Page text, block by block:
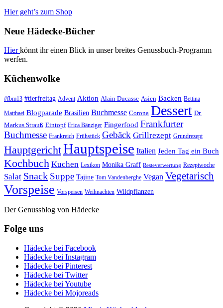
Hier geht’s zum Shop
Neue Hädecke-Bücher
Hierkönnt ihr einen Blick in unser breites Genussbuch-Programm
werfen.
Küchenwolke
#fbm13 #tierfreitag Advent Aktion Alain Ducasse Asien Backen Bettina
Matthaei Blogparade Brasilien Buchmesse Corona Dessert Dr.
Markus Strauß Eintopf Erica Bänziger Fingerfood Frankfurter
Buchmesse Frankreich Frühstück Gebäck Grillrezept Grundrezept
HauptgerichtHauptspeise Italien Jeden Tag ein Buch
Kochbuch Kuchen Lexikon Monika Graff Resteverwertung Rezeptwoche
Salat Snack Suppe Tajine Tom Vandenberghe Vegan Vegetarisch
Vorspeise Vorspeisen Weihnachten Wildpflanzen
Der Genussblog von Hädecke
Folge uns
Hädecke bei Facebook
Hädecke bei Instagram
Hädecke bei Pinterest
Hädecke bei Twitter
Hädecke bei Youtube
Hädecke bei Mojoreads